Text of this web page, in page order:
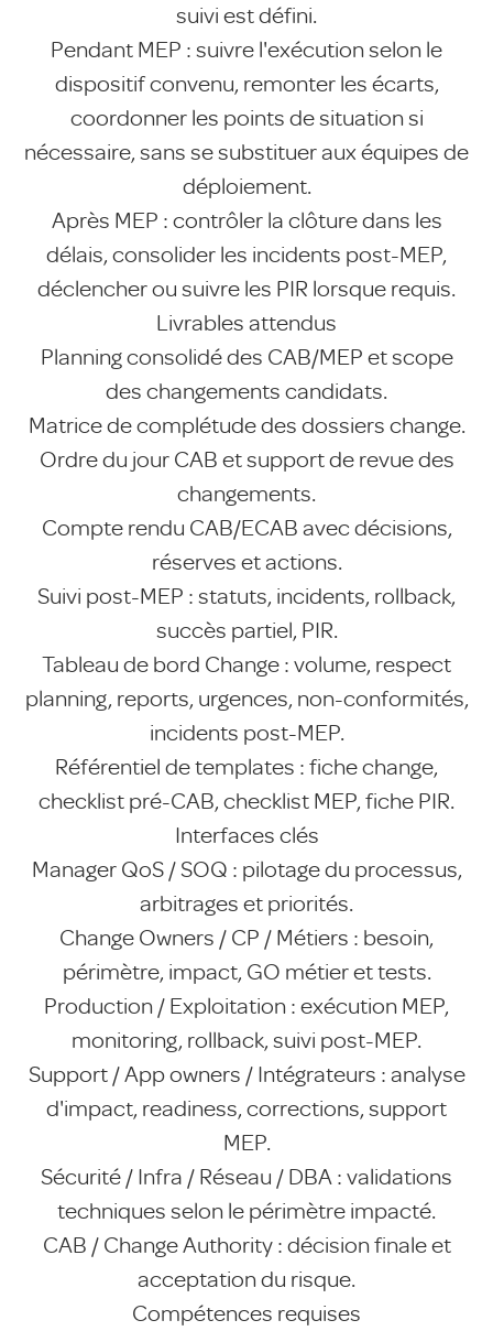
suivi est défini.
Pendant MEP : suivre l'exécution selon le
dispositif convenu, remonter les écarts,
coordonner les points de situation si
nécessaire, sans se substituer aux équipes de
déploiement.
Après MEP : contrôler la clôture dans les
délais, consolider les incidents post-MEP,
déclencher ou suivre les PIR lorsque requis.
Livrables attendus
Planning consolidé des CAB/MEP et scope
des changements candidats.
Matrice de complétude des dossiers change.
Ordre du jour CAB et support de revue des
changements.
Compte rendu CAB/ECAB avec décisions,
réserves et actions.
Suivi post-MEP : statuts, incidents, rollback,
succès partiel, PIR.
Tableau de bord Change : volume, respect
planning, reports, urgences, non-conformités,
incidents post-MEP.
Référentiel de templates : fiche change,
checklist pré-CAB, checklist MEP, fiche PIR.
Interfaces clés
Manager QoS / SOQ : pilotage du processus,
arbitrages et priorités.
Change Owners / CP / Métiers : besoin,
périmètre, impact, GO métier et tests.
Production / Exploitation : exécution MEP,
monitoring, rollback, suivi post-MEP.
Support / App owners / Intégrateurs : analyse
d'impact, readiness, corrections, support
MEP.
Sécurité / Infra / Réseau / DBA : validations
techniques selon le périmètre impacté.
CAB / Change Authority : décision finale et
acceptation du risque.
Compétences requises